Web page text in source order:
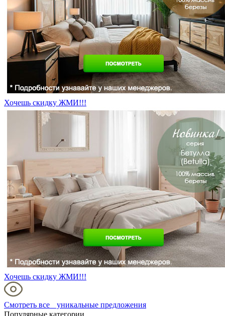
Хочешь скидку ЖМИ!!!
Хочешь скидку ЖМИ!!!
Смотреть все уникальные предложения
Популярные категории